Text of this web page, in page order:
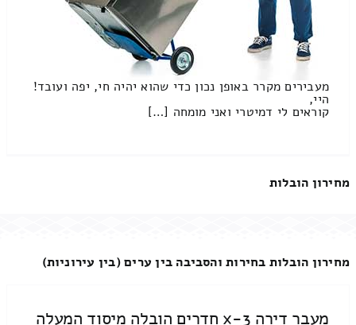
מעבירים מקרר באופן נכון כדי שהוא יהיה חי, יפה ועובד!
היי,
קוראים לי דמיטרי ואני מומחה […]
מחירון הובלות
מחירון הובלות בחירות והסביבה בין ערים (בין עירוניות)
מעבר דירה 3-x חדרים הובלה מיסוד המעלה